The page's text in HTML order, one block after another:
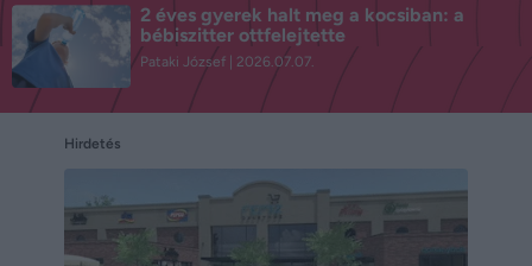
2 éves gyerek halt meg a kocsiban: a
bébiszitter ottfelejtette
Pataki József 2026.07.07.
Hirdetés